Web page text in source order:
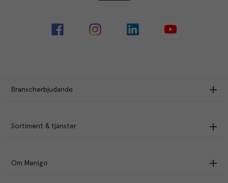
Branscherbjudande
Sortiment & tjänster
Om Menigo